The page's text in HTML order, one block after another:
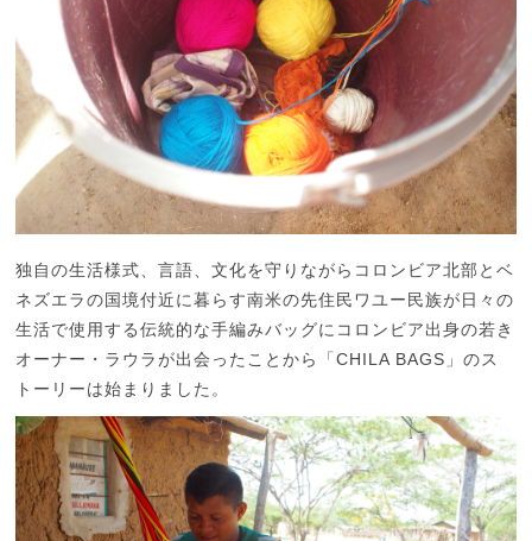
独自の生活様式、言語、文化を守りながらコロンビア北部とベ
ネズエラの国境付近に暮らす南米の先住民ワユー民族が日々の
生活で使用する伝統的な手編みバッグにコロンビア出身の若き
オーナー・ラウラが出会ったことから「CHILA BAGS」のス
トーリーは始まりました。